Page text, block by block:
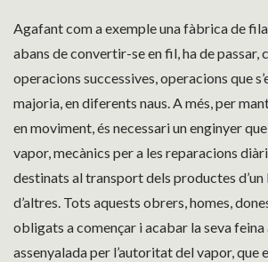
Agafant com a exemple una fàbrica de
abans de convertir-se en fil, ha de passar,
operacions successives, operacions que
majoria, en diferents naus. A més, per
en moviment, és necessari un enginyer
vapor, mecànics per a les reparacions
destinats al transport dels productes d’un
d’altres. Tots aquests obrers, homes,
obligats a començar i acabar la seva feina
assenyalada per l’autoritat del vapor, que